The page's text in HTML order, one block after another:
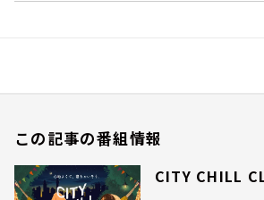
この記事の番組情報
CITY CHILL